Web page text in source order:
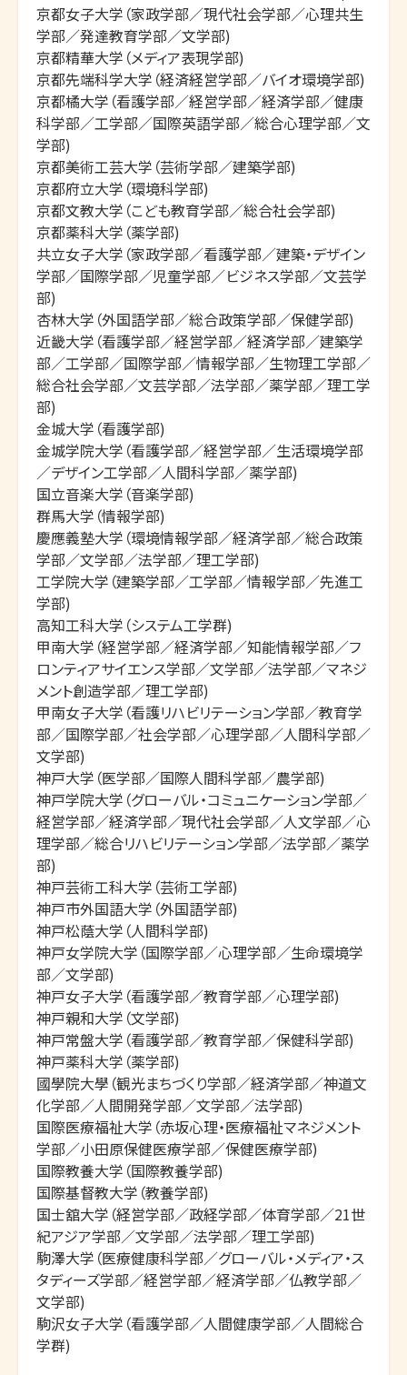
京都女子大学（家政学部／現代社会学部／心理共生
学部／発達教育学部／文学部)
京都精華大学（メディア表現学部)
京都先端科学大学（経済経営学部／バイオ環境学部)
京都橘大学（看護学部／経営学部／経済学部／健康
科学部／工学部／国際英語学部／総合心理学部／文
学部)
京都美術工芸大学（芸術学部／建築学部)
京都府立大学（環境科学部)
京都文教大学（こども教育学部／総合社会学部)
京都薬科大学（薬学部)
共立女子大学（家政学部／看護学部／建築・デザイン
学部／国際学部／児童学部／ビジネス学部／文芸学
部)
杏林大学（外国語学部／総合政策学部／保健学部)
近畿大学（看護学部／経営学部／経済学部／建築学
部／工学部／国際学部／情報学部／生物理工学部／
総合社会学部／文芸学部／法学部／薬学部／理工学
部)
金城大学（看護学部)
金城学院大学（看護学部／経営学部／生活環境学部
／デザイン工学部／人間科学部／薬学部)
国立音楽大学（音楽学部)
群馬大学（情報学部)
慶應義塾大学（環境情報学部／経済学部／総合政策
学部／文学部／法学部／理工学部)
工学院大学（建築学部／工学部／情報学部／先進工
学部)
高知工科大学（システム工学群)
甲南大学（経営学部／経済学部／知能情報学部／フ
ロンティアサイエンス学部／文学部／法学部／マネジ
メント創造学部／理工学部)
甲南女子大学（看護リハビリテーション学部／教育学
部／国際学部／社会学部／心理学部／人間科学部／
文学部)
神戸大学（医学部／国際人間科学部／農学部)
神戸学院大学（グローバル・コミュニケーション学部／
経営学部／経済学部／現代社会学部／人文学部／心
理学部／総合リハビリテーション学部／法学部／薬学
部)
神戸芸術工科大学（芸術工学部)
神戸市外国語大学（外国語学部)
神戸松蔭大学（人間科学部)
神戸女学院大学（国際学部／心理学部／生命環境学
部／文学部)
神戸女子大学（看護学部／教育学部／心理学部)
神戸親和大学（文学部)
神戸常盤大学（看護学部／教育学部／保健科学部)
神戸薬科大学（薬学部)
國學院大學（観光まちづくり学部／経済学部／神道文
化学部／人間開発学部／文学部／法学部)
国際医療福祉大学（赤坂心理・医療福祉マネジメント
学部／小田原保健医療学部／保健医療学部)
国際教養大学（国際教養学部)
国際基督教大学（教養学部)
国士舘大学（経営学部／政経学部／体育学部／21世
紀アジア学部／文学部／法学部／理工学部)
駒澤大学（医療健康科学部／グローバル・メディア・ス
タディーズ学部／経営学部／経済学部／仏教学部／
文学部)
駒沢女子大学（看護学部／人間健康学部／人間総合
学群)